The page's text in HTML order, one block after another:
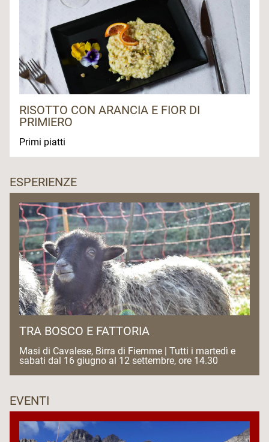
RISOTTO CON ARANCIA E FIOR DI
PRIMIERO
Primi piatti
ESPERIENZE
TRA BOSCO E FATTORIA
Masi di Cavalese, Birra di Fiemme | Tutti i martedì e
sabati dal 16 giugno al 12 settembre, ore 14.30
EVENTI